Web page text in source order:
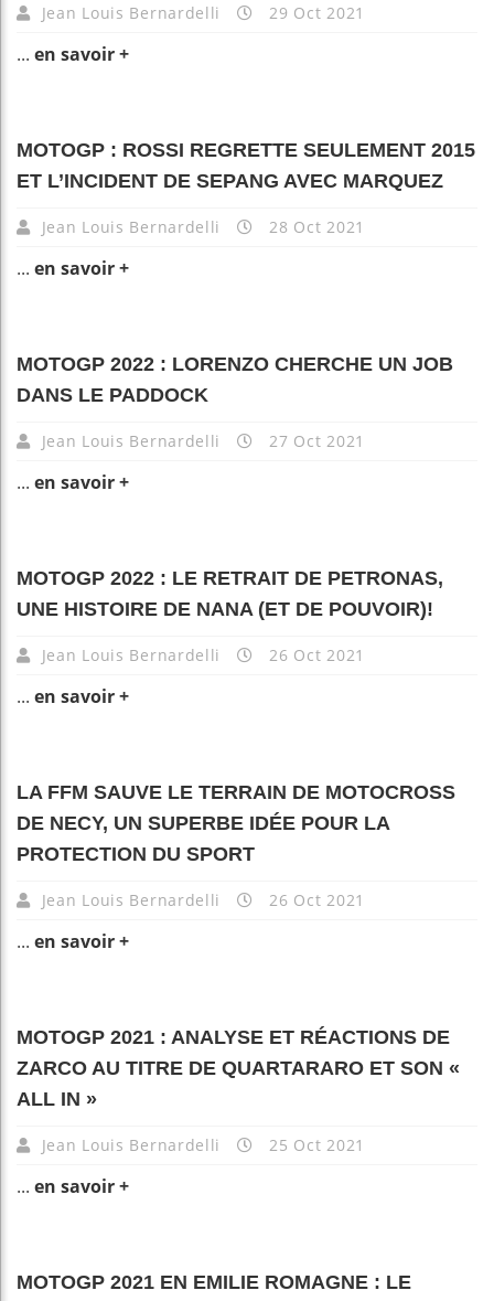
Jean Louis Bernardelli 29 Oct 2021
... en savoir +
MOTOGP : ROSSI REGRETTE SEULEMENT 2015
ET L’INCIDENT DE SEPANG AVEC MARQUEZ
Jean Louis Bernardelli 28 Oct 2021
... en savoir +
MOTOGP 2022 : LORENZO CHERCHE UN JOB
DANS LE PADDOCK
Jean Louis Bernardelli 27 Oct 2021
... en savoir +
MOTOGP 2022 : LE RETRAIT DE PETRONAS,
UNE HISTOIRE DE NANA (ET DE POUVOIR)!
Jean Louis Bernardelli 26 Oct 2021
... en savoir +
LA FFM SAUVE LE TERRAIN DE MOTOCROSS
DE NECY, UN SUPERBE IDÉE POUR LA
PROTECTION DU SPORT
Jean Louis Bernardelli 26 Oct 2021
... en savoir +
MOTOGP 2021 : ANALYSE ET RÉACTIONS DE
ZARCO AU TITRE DE QUARTARARO ET SON «
ALL IN »
Jean Louis Bernardelli 25 Oct 2021
... en savoir +
MOTOGP 2021 EN EMILIE ROMAGNE : LE